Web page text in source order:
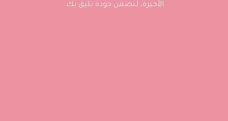
الأخيرة، لنضمن جودة تليق بك.